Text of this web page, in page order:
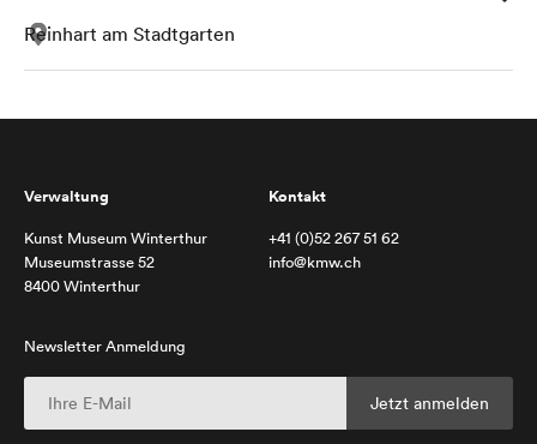
Reinhart am Stadtgarten
Verwaltung
Kunst Museum Winterthur
Museumstrasse 52
8400 Winterthur
Kontakt
+41 (0)52 267 51 62
info@kmw.ch
Newsletter Anmeldung